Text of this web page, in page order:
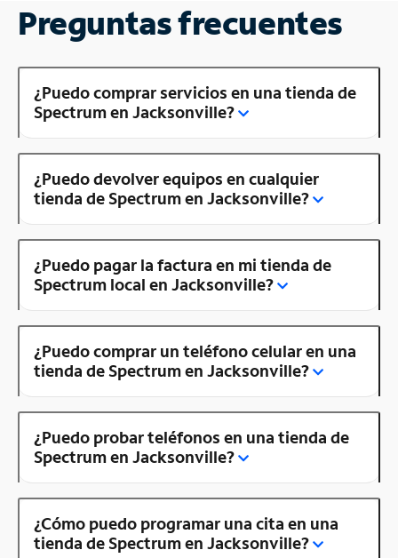
Preguntas frecuentes
¿Puedo comprar servicios en una tienda de
Spectrum en Jacksonville?
¿Puedo devolver equipos en cualquier
tienda de Spectrum en Jacksonville?
¿Puedo pagar la factura en mi tienda de
Spectrum local en Jacksonville?
¿Puedo comprar un teléfono celular en una
tienda de Spectrum en Jacksonville?
¿Puedo probar teléfonos en una tienda de
Spectrum en Jacksonville?
¿Cómo puedo programar una cita en una
tienda de Spectrum en Jacksonville?